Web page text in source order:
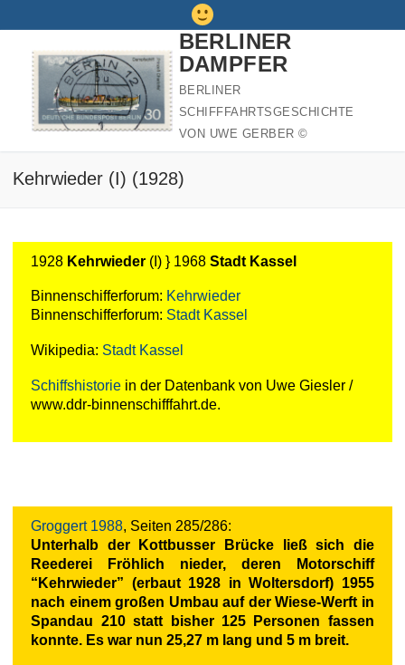
BERLINER
DAMPFER
BERLINER
SCHIFFFAHRTSGESCHICHTE
VON UWE GERBER ©
Kehrwieder (I) (1928)
1928 Kehrwieder (I) } 1968Stadt Kassel
Binnenschifferforum: Kehrwieder
Binnenschifferforum: Stadt Kassel
Wikipedia: Stadt Kassel
Schiffshistorie in der Datenbank von Uwe Giesler /
www.ddr-binnenschifffahrt.de.
Groggert 1988, Seiten 285/286:
Unterhalb der Kottbusser Brücke ließ sich die
Reederei Fröhlich nieder, deren Motorschiff
“Kehrwieder” (erbaut 1928 in Woltersdorf) 1955
nach einem großen Umbau auf der Wiese-Werft in
Spandau 210 statt bisher 125 Personen fassen
konnte. Es war nun 25,27 m lang und 5 m breit.